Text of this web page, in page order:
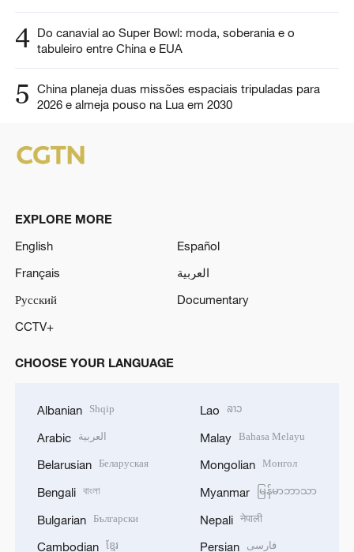
4 Do canavial ao Super Bowl: moda, soberania e o
tabuleiro entre China e EUA
5
China planeja duas missões espaciais tripuladas para
2026 e almeja pouso na Lua em 2030
EXPLORE MORE
English
Español
Français
العربية
Русский
Documentary
CCTV+
CHOOSE YOUR LANGUAGE
Albanian Shqip
Arabic العربية
Belarusian Беларуская
Bengali বাংলা
Bulgarian Български
Cambodian ខ្មែរ
Lao ລາວ
Malay Bahasa Melayu
Mongolian Монгол
Myanmar မြန်မာဘာသာ
Nepali नेपाली
Persian فارسی